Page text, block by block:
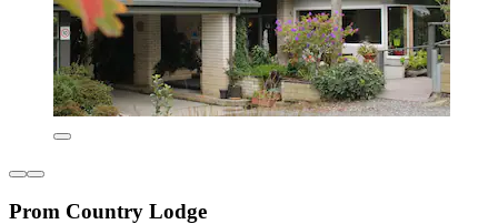
Prom Country Lodge